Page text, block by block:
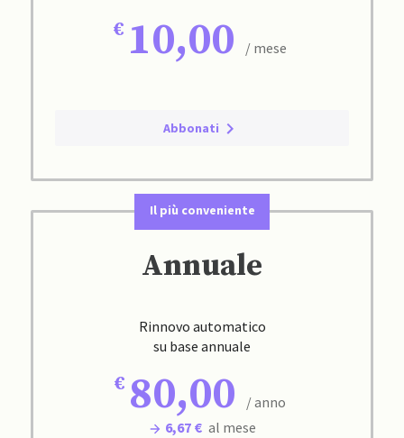
10,00 / mese
Abbonati
Il più conveniente
Annuale
Rinnovo automatico
su base annuale
80,00
/ anno
6,67 € al mese